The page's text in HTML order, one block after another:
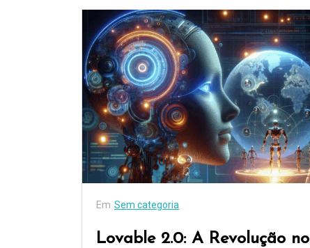
Em Sem categoria
Lovable 2.0: A Revolução no